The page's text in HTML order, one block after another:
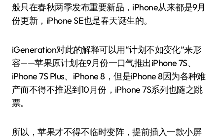
般只在春秋两季发布重要新品，iPhone从来都是9月
份更新，iPhone SE也是春天诞生的。
iGeneration对此的解释可以用“计划不如变化”来形
容——苹果原计划在9月份一口气推出iPhone 7S、
iPhone 7S Plus、iPhone 8，但是iPhone 8因为各种难
产而不得不推迟到10月份，iPhone 7S系列也随之跳
票。
所以，苹果才不得不临时变阵，提前插入一款小屏